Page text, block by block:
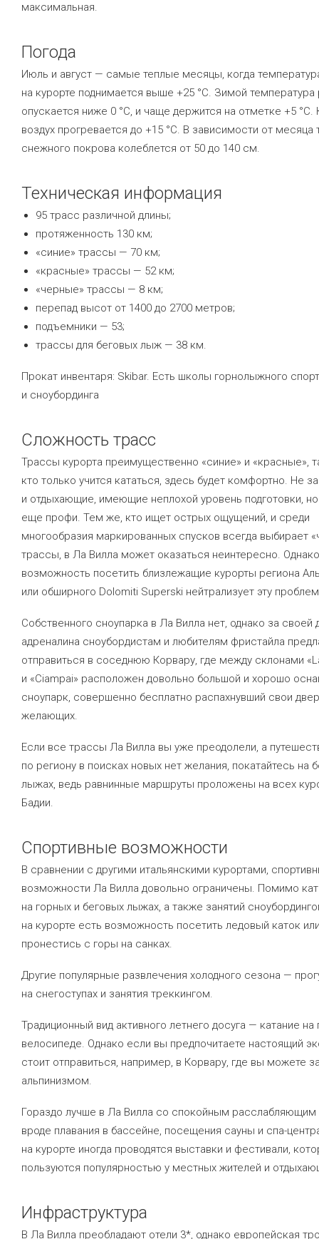
максимальная.
Погода
Июль и август — самые теплые месяцы, когда
на курорте поднимается выше +25 °C. Зимой температура
опускается ниже 0 °C, и чаще держится на отметке +5
воздух прогревается до +15 °C. В зависимости от месяца
снежного покрова колеблется от 50 до 140 см.
Техническая информация
95 трасс различной длины;
протяженность 130 км;
«синие» трассы — 70 км;
«красные» трассы — 52 км;
«черные» трассы — 8 км;
перепад высот от 1400 до 2700 метров;
подъемники — 53;
трассы для беговых лыж — 38 км.
Прокат инвентаря: Skibar. Есть школы горнолыжного
и сноубординга
Сложность трасс
Трассы курорта преимущественно «синие» и «красные»,
кто только учится кататься, здесь будет комфортно. Не
и отдыхающие, имеющие неплохой уровень подготовки,
еще профи. Тем же, кто ищет острых ощущений, и среди
многообразия маркированных спусков всегда выбирает
трассы, в Ла Вилла может оказаться неинтересно. Однако
возможность посетить близлежащие курорты региона
или обширного Dolomiti Superski нейтрализует эту
Собственного сноупарка в Ла Вилла нет, однако за своей
адреналина сноубордистам и любителям фристайла
отправиться в соседнюю Корвару, где между склонами
и «Ciampai» расположен довольно большой и хорошо
сноупарк, совершенно бесплатно распахнувший свои
желающих.
Если все трассы Ла Вилла вы уже преодолели, а
по региону в поисках новых нет желания, покатайтесь на
лыжах, ведь равнинные маршруты проложены на всех
Бадии.
Спортивные возможности
В сравнении с другими итальянскими курортами,
возможности Ла Вилла довольно ограничены. Помимо
на горных и беговых лыжах, а также занятий
на курорте есть возможность посетить ледовый каток
пронестись с горы на санках.
Другие популярные развлечения холодного сезона —
на снегоступах и занятия треккингом.
Традиционный вид активного летнего досуга — катание на
велосипеде. Однако если вы предпочитаете настоящий
стоит отправиться, например, в Корвару, где вы можете
альпинизмом.
Гораздо лучше в Ла Вилла со спокойным расслабляющим
вроде плавания в бассейне, посещения сауны и спа-
на курорте иногда проводятся выставки и фестивали,
пользуются популярностью у местных жителей и
Инфраструктура
В Ла Вилла преобладают отели 3*, однако европейская